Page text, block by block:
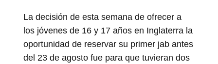
La decisión de esta semana de ofrecer a
los jóvenes de 16 y 17 años en Inglaterra la
oportunidad de reservar su primer jab antes
del 23 de agosto fue para que tuvieran dos